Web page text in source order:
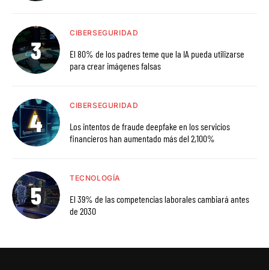
CIBERSEGURIDAD
El 80% de los padres teme que la IA pueda utilizarse
para crear imágenes falsas
CIBERSEGURIDAD
Los intentos de fraude deepfake en los servicios
financieros han aumentado más del 2,100%
TECNOLOGÍA
El 39% de las competencias laborales cambiará antes
de 2030